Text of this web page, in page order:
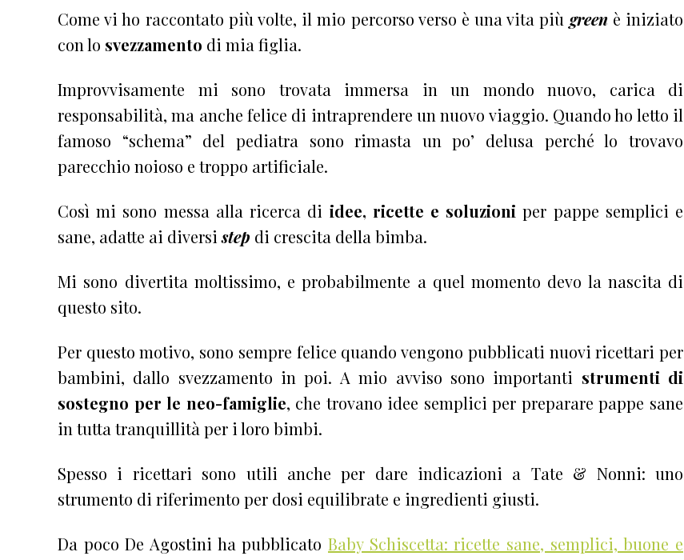
Come vi ho raccontato più volte, il mio percorso verso è una vita più greenè iniziato
con lo svezzamento di mia figlia.
Improvvisamente mi sono trovata immersa in un mondo nuovo, carica di
responsabilità, ma anche felice di intraprendere un nuovo viaggio. Quando ho letto il
famoso “schema” del pediatra sono rimasta un po’ delusa perché lo trovavo
parecchio noioso e troppo artificiale.
Così mi sono messa alla ricerca di idee, ricette e soluzioni per pappe semplici e
sane, adatte ai diversistep di crescita della bimba.
Mi sono divertita moltissimo, e probabilmente a quel momento devo la nascita di
questo sito.
Per questo motivo, sono sempre felice quando vengono pubblicati nuovi ricettari per
bambini, dallo svezzamento in poi. A mio avviso sono importanti strumenti di
sostegno per le neo-famiglie, che trovano idee semplici per preparare pappe sane
in tutta tranquillità per i loro bimbi.
Spesso i ricettari sono utili anche per dare indicazioni a Tate & Nonni: uno
strumento di riferimento per dosi equilibrate e ingredienti giusti.
Da poco De Agostini ha pubblicato Baby Schiscetta: ricette sane, semplici, buone e